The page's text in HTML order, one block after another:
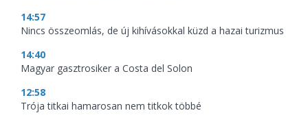
14:57
Nincs összeomlás, de új kihívásokkal küzd a hazai turizmus
14:40
Magyar gasztrosiker a Costa del Solon
12:58
Trója titkai hamarosan nem titkok többé